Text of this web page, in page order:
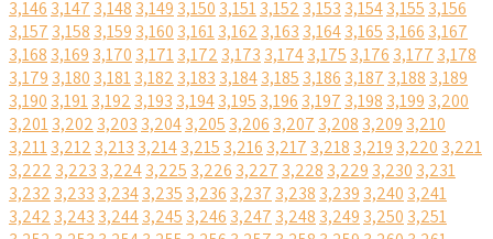
3,146 3,147 3,148 3,149 3,150 3,1513,152 3,153 3,1543,155 3,156
3,157 3,158 3,159 3,160 3,1613,162 3,163 3,1643,165 3,166 3,167
3,168 3,169 3,170 3,1713,172 3,173 3,1743,175 3,176 3,177 3,178
3,179 3,180 3,1813,182 3,183 3,1843,185 3,186 3,187 3,188 3,189
3,190 3,1913,192 3,193 3,1943,195 3,196 3,197 3,198 3,199 3,200
3,2013,202 3,203 3,2043,205 3,206 3,207 3,208 3,209 3,210
3,2113,212 3,213 3,2143,215 3,216 3,217 3,218 3,219 3,220 3,221
3,222 3,223 3,2243,225 3,226 3,227 3,228 3,229 3,230 3,231
3,232 3,233 3,2343,235 3,236 3,237 3,238 3,239 3,240 3,241
3,242 3,243 3,2443,245 3,246 3,247 3,248 3,249 3,250 3,251